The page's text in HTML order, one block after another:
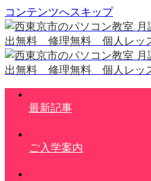
コンテンツへスキップ
最新記事
ご入学案内